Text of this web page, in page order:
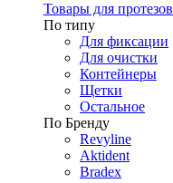
Товары для протезов
По типу
Для фиксации
Для очистки
Контейнеры
Щетки
Остальное
По Бренду
Revyline
Aktident
Bradex